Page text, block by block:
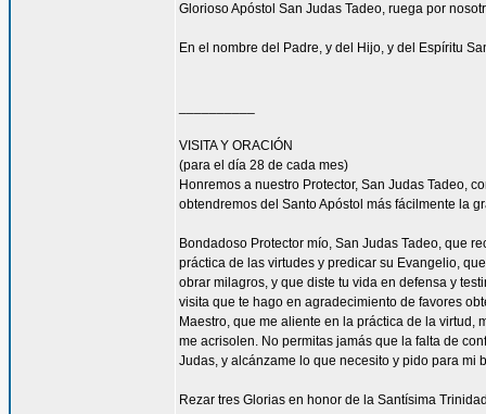
Glorioso Apóstol San Judas Tadeo, ruega por
En el nombre del Padre, y del Hijo, y del Espíritu
VISITA Y ORACIÓN
(para el día 28 de cada mes)
Honremos a nuestro Protector, San Judas Tadeo,
obtendremos del Santo Apóstol más fácilmente la
Bondadoso Protector mío, San Judas Tadeo, que
práctica de las virtudes y predicar su Evangelio,
obrar milagros, y que diste tu vida en defensa y
visita que te hago en agradecimiento de favores
Maestro, que me aliente en la práctica de la
me acrisolen. No permitas jamás que la falta de
Judas, y alcánzame lo que necesito y pido para mi
Rezar tres Glorias en honor de la Santísima